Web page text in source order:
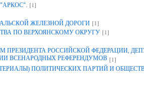
[1]
ЖЕЛЕЗНОЙ ДОРОГИ [1]
ПО ВЕРХОЯНСКОМУ ОКРУГУ [1]
РОССИЙСКОЙ ФЕДЕРАЦИИ,
ВСЕНАРОДНЫХ РЕФЕРЕНДУМОВ [1]
ПОЛИТИЧЕСКИХ ПАРТИЙ И